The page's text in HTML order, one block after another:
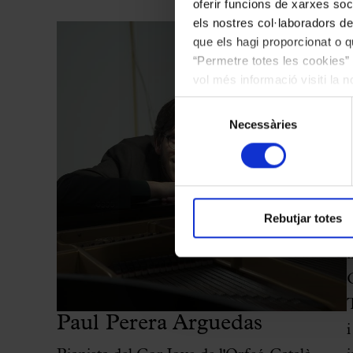
oferir funcions de xarxes
els nostres col·laboradors
que els hagi proporcionat o
“Permetre totes les
vol més informació visiti la
les cookies en qualsevol
consentiment
Necessàries
Rebutjar totes
Paul Perera Arguedas